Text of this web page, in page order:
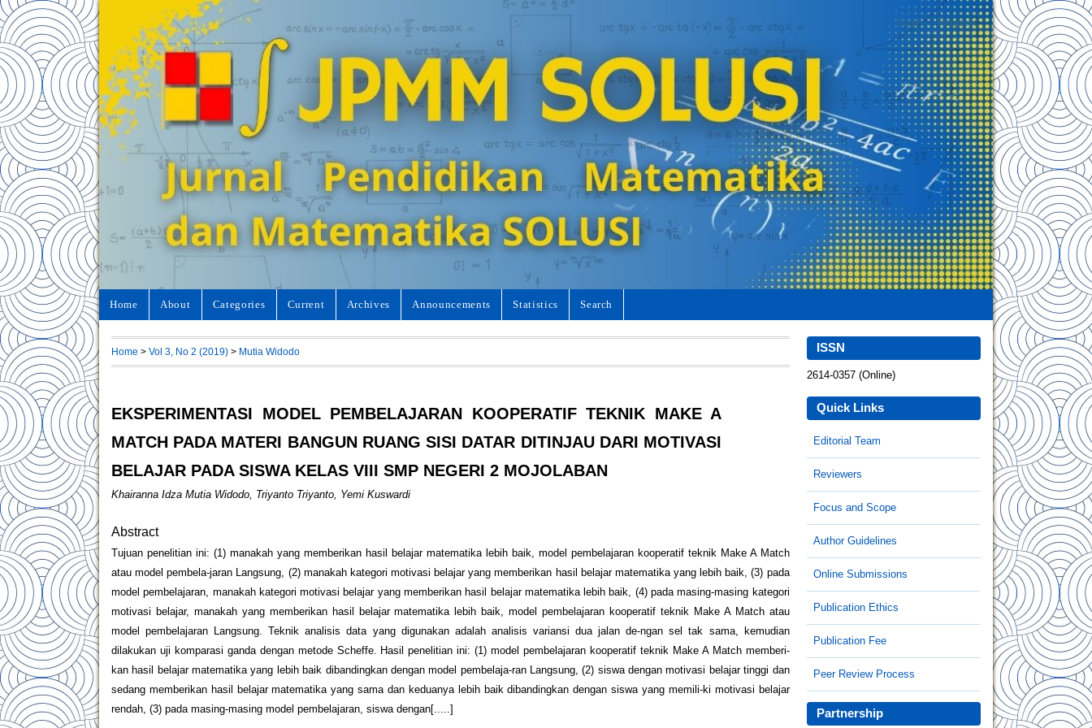
Login Register
Home About Categories Current Archives Announcements Statistics Search
ISSN
2614-0357 (Online)
Quick Links
Editorial Team
Reviewers
Focus and Scope
Author Guidelines
Online Submissions
Publication Ethics
Publication Fee
Peer Review Process
Partnership
Home > Vol 3, No 2 (2019) > Mutia Widodo
EKSPERIMENTASI MODEL PEMBELAJARAN KOOPERATIF TEKNIK MAKE A
MATCH PADA MATERI BANGUN RUANG SISI DATAR DITINJAU DARI MOTIVASI
BELAJAR PADA SISWA KELAS VIII SMP NEGERI 2 MOJOLABAN
Khairanna Idza Mutia Widodo, Triyanto Triyanto, Yemi Kuswardi
Abstract
Tujuan penelitian ini: (1) manakah yang memberikan hasil belajar matematika lebih baik, model pembelajaran kooperatif teknik Make A Match
atau model pembela-jaran Langsung, (2) manakah kategori motivasi belajar yang memberikan hasil belajar matematika yang lebih baik, (3) pada
model pembelajaran, manakah kategori motivasi belajar yang memberikan hasil belajar matematika lebih baik, (4) pada masing-masing kategori
motivasi belajar, manakah yang memberikan hasil belajar matematika lebih baik, model pembelajaran kooperatif teknik Make A Match atau
model pembelajaran Langsung. Teknik analisis data yang digunakan adalah analisis variansi dua jalan de-ngan sel tak sama, kemudian
dilakukan uji komparasi ganda dengan metode Scheffe. Hasil penelitian ini: (1) model pembelajaran kooperatif teknik Make A Match memberi-
kan hasil belajar matematika yang lebih baik dibandingkan dengan model pembelaja-ran Langsung, (2) siswa dengan motivasi belajar tinggi dan
sedang memberikan hasil belajar matematika yang sama dan keduanya lebih baik dibandingkan dengan siswa yang memili-ki motivasi belajar
rendah, (3) pada masing-masing model pembelajaran, siswa dengan[.....]